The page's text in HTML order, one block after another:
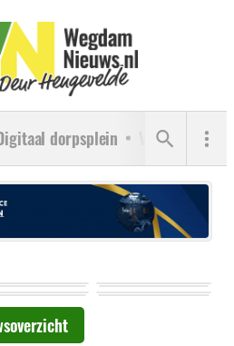
dorpsplein Verenigingen